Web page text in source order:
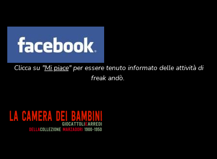
Clicca su "Mi piace" per essere tenuto informato delle attività di
freak andò.
Image